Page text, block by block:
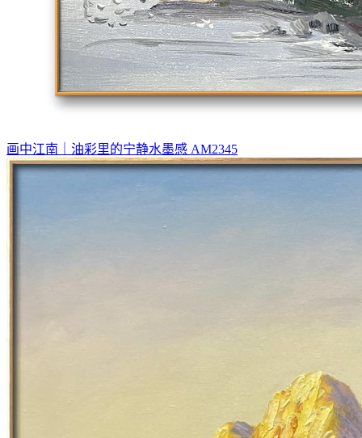
画中江南｜油彩里的宁静水墨感 AM2345